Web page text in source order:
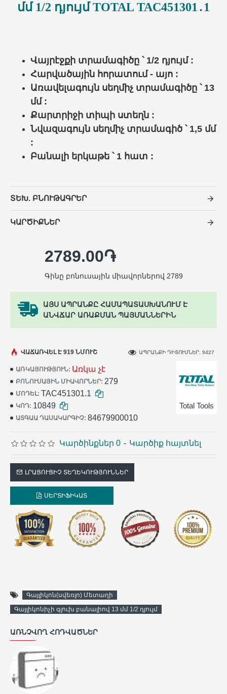
մմ 1/2 դյույմ TOTAL TAC451301․1
Վայրէջքի տրամագիծը ՝ 1/2 դյույմ :
Հարվածային հորատում - այո :
Առավելագույն սեղմիչ տրամագիծը ՝ 13
մմ :
Քարտրիջի տիպի ստեղն :
Նվազագույն սեղմիչ տրամագիծ ՝ 1,5 մմ
:
Բանալի երկաթե ՝ 1 հատ :
ՏԵԽ. ԲՆՈՒԹԱԳՐԵՐ
ԿԱՐԾԻՔՆԵՐ
ԱՅՍ ԱՊՐԱՆՔԸ ՀԱՄԱՊԱՏԱՍԽԱՆՈՒՄ Է
ԱՆՎՃԱՐ ԱՌԱՔՄԱՆ ՊԱՅՄԱՆՆԵՐԻՆ
ԱՌԿԱՅՈՒԹՅՈՒՆ: Առկա չէ
ԲՈՆՈՒՍԱՅԻՆ ՄԻԱՎՈՐՆԵՐ: 279
ՄՈԴԵԼ: TAC451301.1
ԿՈԴ: 10849
ԱՏԳԱԱ ԴԱՍԱԿԱՐԳԻՉ: 84679900010
Total Tools
ՎԱՃԱՌՎԵԼ Է 919 ՆՄՈՒՇ ԱՊՐԱՆՔԻ ԴԻՏՈՒՄՆԵՐ. 9427
Կարծինքներ 0 - Կարծիք հայտնել
2789.00֏
Գինը բոնուսային միավորներով 2789
ԼՐԱՑՈՒՑԻՉ ՏԵՂԵԿՈՒԹՅՈՒՆՆԵՐ
ՍԵՐՏԻՖԻԿԱՏ
Գայլիկոն(սվեռլո) Մետաղի
Գայլիկոնիչի գլուխ բանալիով 13 մմ 1/2 դյույմ
ԱՌՆՉՎՈՂ ՀՈԴՎԱԾՆԵՐ